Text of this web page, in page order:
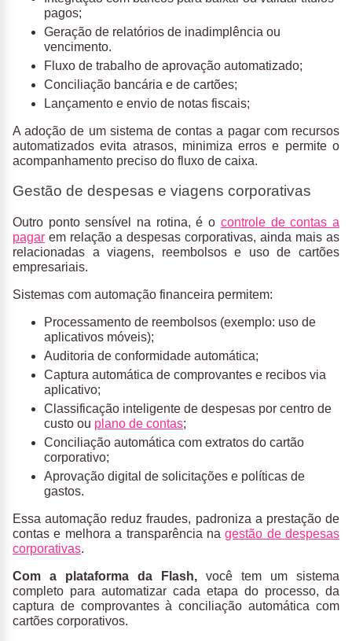
pagos;
Geração de relatórios de inadimplência ou
vencimento.
Fluxo de trabalho de aprovação automatizado;
Conciliação bancária e de cartões;
Lançamento e envio de notas fiscais;
A adoção de um sistema de contas a pagar com recursos
automatizados evita atrasos, minimiza erros e permite o
acompanhamento preciso do fluxo de caixa.
Gestão de despesas e viagens corporativas
Outro ponto sensível na rotina, é o controle de contas a
pagar em relação a despesas corporativas, ainda mais as
relacionadas a viagens, reembolsos e uso de cartões
empresariais.
Sistemas com automação financeira permitem:
Processamento de reembolsos (exemplo: uso de
aplicativos móveis);
Auditoria de conformidade automática;
Captura automática de comprovantes e recibos via
aplicativo;
Classificação inteligente de despesas por centro de
custo ou plano de contas;
Conciliação automática com extratos do cartão
corporativo;
Aprovação digital de solicitações e políticas de
gastos.
Essa automação reduz fraudes, padroniza a prestação de
contas e melhora a transparência nagestão de despesas
corporativas.
Com a plataforma da Flash, você tem um sistema
completo para automatizar cada etapa do processo, da
captura de comprovantes à conciliação automática com
cartões corporativos.